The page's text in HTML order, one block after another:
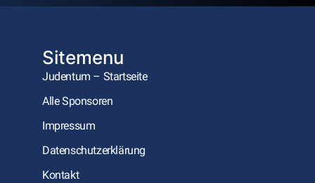
Sitemenu
Judentum – Startseite
Alle Sponsoren
Impressum
Datenschutzerklärung
Kontakt